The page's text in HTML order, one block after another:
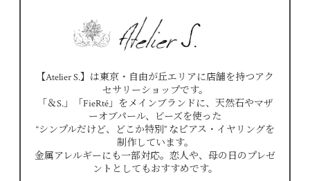
【Atelier S.】は東京・自由が丘エリアに店舗を持つアク
セサリーショップです。
「＆S.」「FieRté」をメインブランドに、天然石やマザ
ーオブパール、ビーズを使った
“シンプルだけど、どこか特別” なピアス・イヤリングを
制作しています。
金属アレルギーにも一部対応。恋人や、母の日のプレゼ
ントとしてもおすすめです。